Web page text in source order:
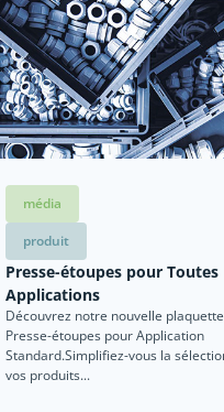
média
produit
Presse-étoupes pour Toutes
Applications
Découvrez notre nouvelle plaquette
Presse-étoupes pour Application
Standard.Simplifiez-vous la
vos produits...